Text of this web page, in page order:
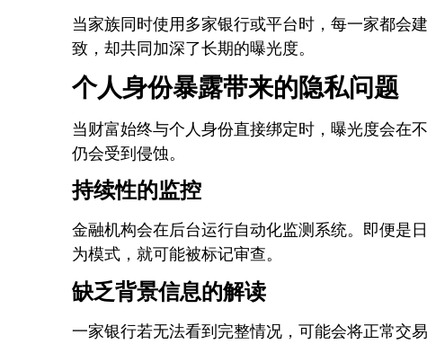
当家族同时使用多家银行或平台时，每一家都会
致，却共同加深了长期的曝光度。
个人身份暴露带来的隐私问题
当财富始终与个人身份直接绑定时，曝光度会在
仍会受到侵蚀。
持续性的监控
金融机构会在后台运行自动化监测系统。即便是
为模式，就可能被标记审查。
缺乏背景信息的解读
一家银行若无法看到完整情况，可能会将正常交